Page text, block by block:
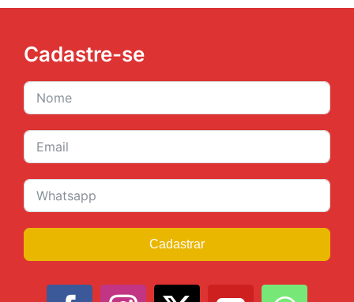
Cadastre-se
Cadastrar